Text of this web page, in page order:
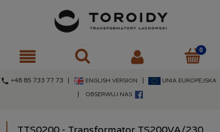
call +48 85 733 77 73 | ENGLISH VERSION UNIA EUROPEJSKA
OBSERWUJ NAS